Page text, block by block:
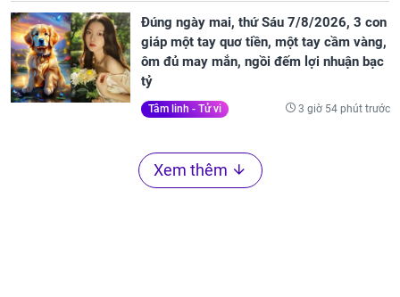
Đúng ngày mai, thứ Sáu 7/8/2026, 3 con
giáp một tay quơ tiền, một tay cầm vàng,
ôm đủ may mắn, ngồi đếm lợi nhuận bạc
tỷ
Tâm linh - Tử vi 3 giờ 54 phút trước
Xem thêm